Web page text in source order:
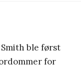
Smith ble først
for